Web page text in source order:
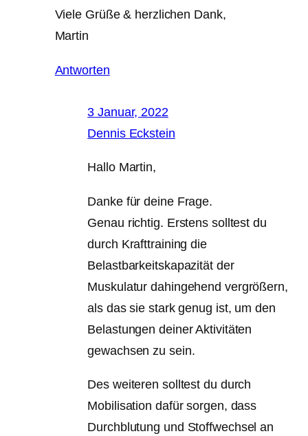
Viele Grüße & herzlichen Dank,
Martin
Antworten
3 Januar, 2022
Dennis Eckstein
Hallo Martin,
Danke für deine Frage.
Genau richtig. Erstens solltest du
durch Krafttraining die
Belastbarkeitskapazität der
Muskulatur dahingehend vergrößern,
als das sie stark genug ist, um den
Belastungen deiner Aktivitäten
gewachsen zu sein.
Des weiteren solltest du durch
Mobilisation dafür sorgen, dass
Durchblutung und Stoffwechsel an